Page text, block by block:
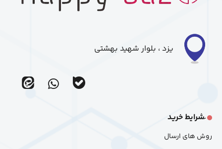
یزد ، بلوار شهید بهشتی
ir_bale
ir_eitaa
َشرایط خرید
روش های ارسال